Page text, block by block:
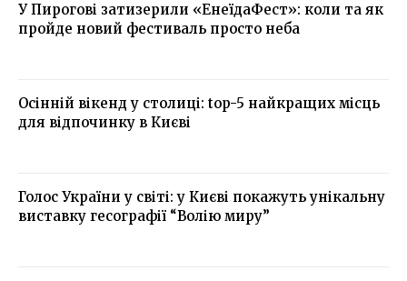
У Пирогові затизерили «ЕнеїдаФест»: коли та як
пройде новий фестиваль просто неба
Осінній вікенд у столиці: top-5 найкращих місць
для відпочинку в Києві
Голос України у світі: у Києві покажуть унікальну
виставку гесографії “Волію миру”